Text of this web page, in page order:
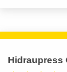
Hidraupress